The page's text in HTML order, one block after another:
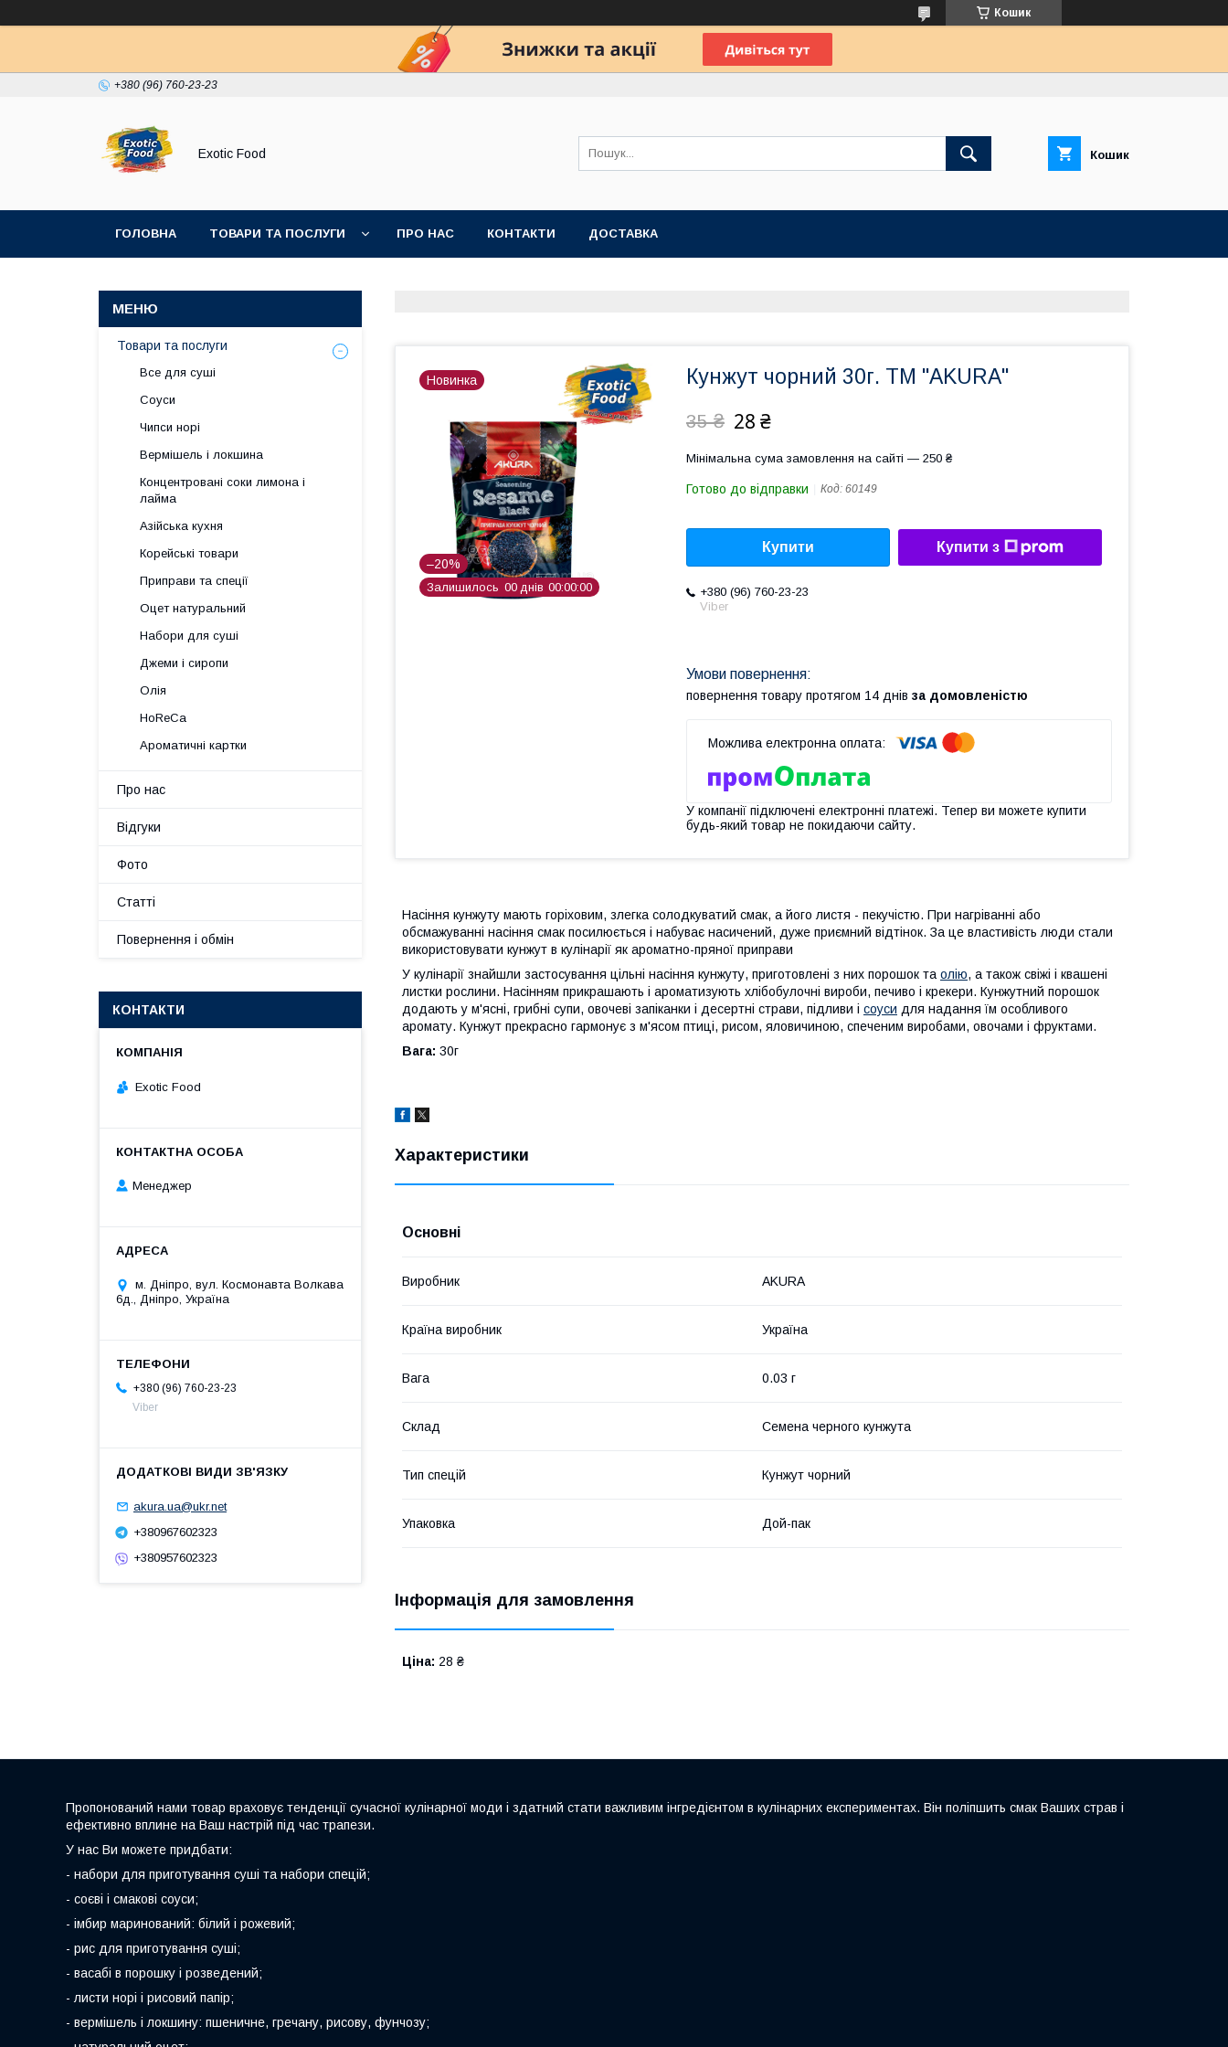
Кошик
+380 (96) 760-23-23
Exotiс Food Кошик
ГОЛОВНА ТОВАРИ ТА ПОСЛУГИ ПРО НАС КОНТАКТИ ДОСТАВКА
Новинка
–20%
Залишилось 00 днів 00 00 00
Кунжут чорний 30г. ТМ "AKURA"
35 ₴ 28 ₴
Мінімальна сума замовлення на сайті — 250 ₴
Готово до відправки Код: 60149
Купити Купити з
+380 (96) 760-23-23
Viber
повернення товару протягом 14 днів за домовленістю
У компанії підключені електронні платежі. Тепер ви можете купити
будь-який товар не покидаючи сайту.
Насіння кунжуту мають горіховим, злегка солодкуватий смак, а його листя - пекучістю. При нагріванні або
обсмажуванні насіння смак посилюється і набуває насичений, дуже приємний відтінок. За це властивість люди стали
використовувати кунжут в кулінарії як ароматно-пряної приправи
У кулінарії знайшли застосування цільні насіння кунжуту, приготовлені з них порошок та олію, а також свіжі і квашені
листки рослини. Насінням прикрашають і ароматизують хлібобулочні вироби, печиво і крекери. Кунжутний порошок
додають у м'ясні, грибні супи, овочеві запіканки і десертні страви, підливи і соуси для надання їм особливого
аромату. Кунжут прекрасно гармонує з м'ясом птиці, рисом, яловичиною, спеченим виробами, овочами і фруктами.
Вага: 30г
Характеристики
Основні
Виробник AKURA
Країна виробник Україна
Вага 0.03 г
Склад Семена черного кунжута
Тип спецій Кунжут чорний
Упаковка Дой-пак
Інформація для замовлення
Ціна: 28 ₴
Товари та послуги
Все для суші
Соуси
Чипси норі
Вермішель і локшина
Концентровані соки лимона і
лайма
Азійська кухня
Корейські товари
Приправи та спеції
Оцет натуральний
Набори для суші
Джеми і сиропи
Олія
HoReCa
Ароматичні картки
Про нас
Відгуки
Фото
Статті
Повернення і обмін
КОНТАКТИ
Exotic Food
Менеджер
м. Дніпро, вул. Космонавта Волкава
6д., Дніпро, Україна
+380 (96) 760-23-23
Viber
akura.ua@ukr.net
+380967602323
+380957602323
Пропонований нами товар враховує тенденції сучасної кулінарної моди і здатний стати важливим інгредієнтом в кулінарних експериментах. Він поліпшить смак Ваших страв і
ефективно вплине на Ваш настрій під час трапези.
У нас Ви можете придбати:
- набори для приготування суші та набори спецій;
- соєві і смакові соуси;
- імбир маринований: білий і рожевий;
- рис для приготування суші;
- васабі в порошку і розведений;
- листи норі і рисовий папір;
- вермішель і локшину: пшеничне, гречану, рисову, фунчозу;